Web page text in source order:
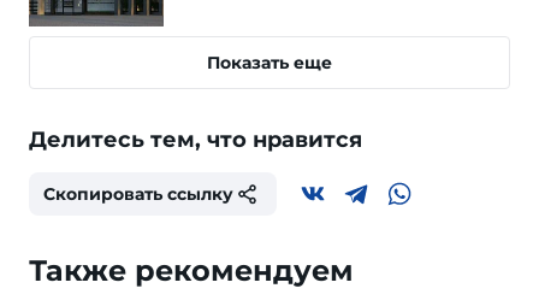
Показать еще
Делитесь тем, что нравится
Скопировать ссылку
Также рекомендуем